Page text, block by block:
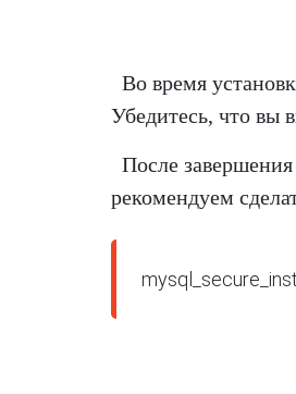
Во время
Убедитесь, что вы
После
рекомендуем